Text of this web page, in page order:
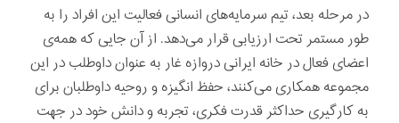
در مرحله بعد، تیم سرمایه‌های انسانی فعالیت این افراد را به
طور مستمر تحت ارزیابی قرار می‌دهد. از آن جایی که همه‌ی
اعضای فعال در خانه ایرانی دروازه غار به عنوان داوطلب در این
مجموعه همکاری می‌کنند، حفظ انگیزه و روحیه داوطلبان برای
به کارگیری حداکثر قدرت فکری، تجربه و دانش خود در جهت